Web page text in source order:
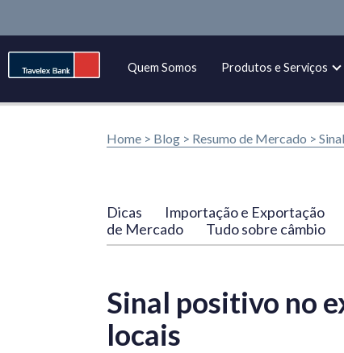
Quem Somos Produtos e Serviços
Home > Blog > Resumo de Mercado >
Dicas Importação e Exportação
de Mercado
Tudo sobre câmbio
Sinal positivo no
locais